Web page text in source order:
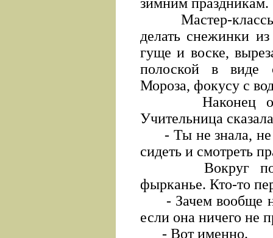
Мастер-классы
делать снежинки
гуще и воске,
полоской в виде
Мороза, фокусу с
Наконец
Учительница
- Ты не знала, не
сидеть и смотреть
Вокруг
фырканье. Кто-то
- Зачем вообще
если она ничего не
- Вот именно.